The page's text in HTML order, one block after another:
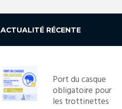
ACTUALITÉ RÉCENTE
Port du casque
obligatoire pour
les trottinettes